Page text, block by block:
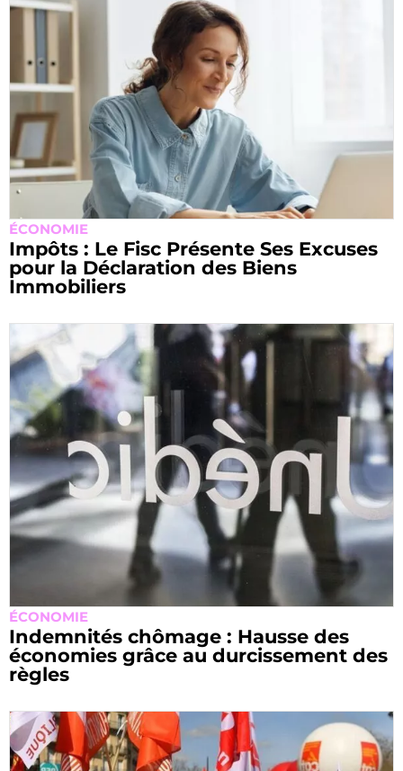
ÉCONOMIE
Impôts : Le Fisc Présente Ses Excuses
pour la Déclaration des Biens
Immobiliers
ÉCONOMIE
Indemnités chômage : Hausse des
économies grâce au durcissement des
règles